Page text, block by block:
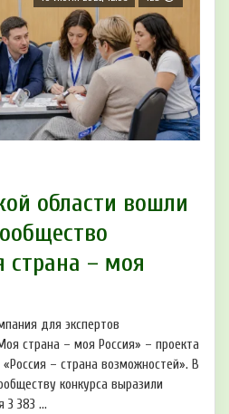
области вошли
страна – моя
для экспертов
страна – моя Россия» – проекта
– страна возможностей». В
конкурса выразили
3 383 ...